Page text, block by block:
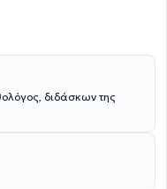
διδάσκων της